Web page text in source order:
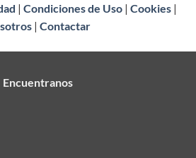
| Condiciones de Uso | Cookies |
| Contactar
Encuentranos